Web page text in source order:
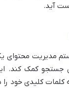
آید.
مدیریت محتوای
جستجو کمک کند.
کلیدی خود را